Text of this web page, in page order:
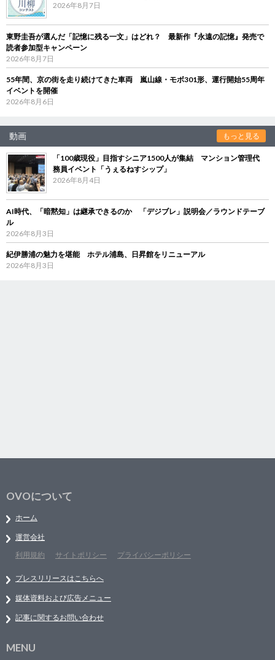
2026年8月7日
東野圭吾が選んだ「記憶に残る一文」はどれ？ 最新作『永遠の記憶』発売で
読者参加型キャンペーン
2026年8月7日
55年間、京の街を走り続けてきた車両 嵐山線・モボ301形、運行開始55周年
イベントを開催
2026年8月6日
動画 もっと見る
「100歳現役」目指すシニア1500人が集結 マンション管理代
務員イベント「うぇるねすシップ」
2026年8月4日
AI時代、「暗黙知」は継承できるのか 「デジブレ」説明会／ラウンドテーブ
ル
2026年8月3日
紀伊勝浦の魅力を堪能 ホテル浦島、日昇館をリニューアル
2026年8月3日
OVOについて
ホーム
運営会社
利用規約
サイトポリシー プライバシーポリシー
プレスリリースはこちらへ
媒体資料および広告メニュー
記事に関するお問い合わせ
MENU